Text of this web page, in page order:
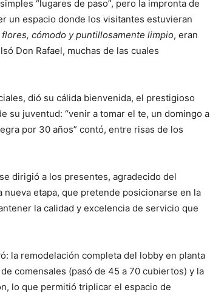
“lugares de paso”, pero la impronta de
un espacio donde los visitantes estuvieran
cómodo y puntillosamente limpio, eran
Don Rafael, muchas de las cuales
dió su cálida bienvenida, el prestigioso
su juventud: “venir a tomar el te, un domingo a
por 30 años” contó, entre risas de los
dirigió a los presentes, agradecido del
etapa, que pretende posicionarse en la
la calidad y excelencia de servicio que
la remodelación completa del lobby en planta
comensales (pasó de 45 a 70 cubiertos) y la
lo que permitió triplicar el espacio de